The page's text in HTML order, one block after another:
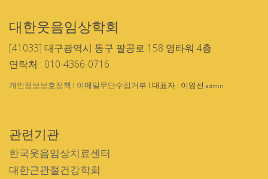
대한웃음임상학회
[41033] 대구광역시 동구 팔공로 158 영타워 4층
연락처 : 010-4366-0716
개인정보보호정책 I 이메일무단수집거부 I 대표자 : 이임선 admin
관련기관
한국웃음임상치료센터
대한근관절건강학회